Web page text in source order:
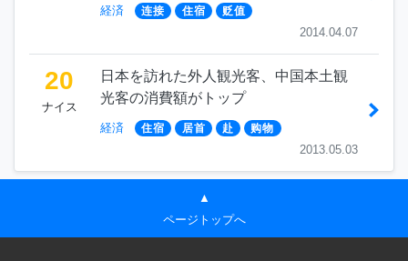
経済 连接 住宿 贬值
2014.04.07
20
ナイス
日本を訪れた外人観光客、中国本土観
光客の消費額がトップ
経済 住宿 居首 赴 购物
2013.05.03
▲
ページトップへ